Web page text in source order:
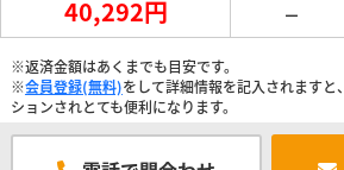
40,292円 －
※返済金額はあくまでも目安です。
※会員登録(無料)をして詳細情報を記入されます
ションされとても便利になります。